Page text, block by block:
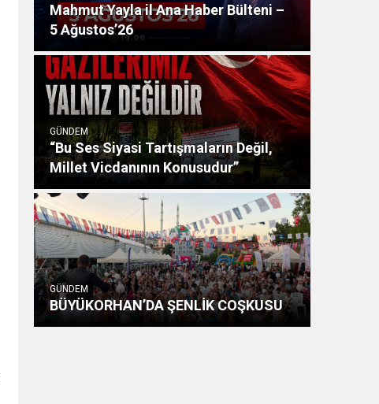
Mahmut Yayla il Ana Haber Bülteni –
5 Ağustos’26
GÜNDEM
“Bu Ses Siyasi Tartışmaların Değil,
Millet Vicdanının Konusudur”
GÜNDEM
BÜYÜKORHAN’DA ŞENLİK COŞKUSU